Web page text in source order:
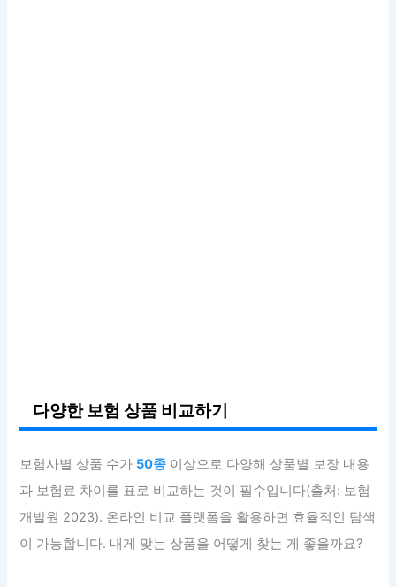
다양한 보험 상품 비교하기
보험사별 상품 수가 50종 이상으로 다양해 상품별 보장 내용
과 보험료 차이를 표로 비교하는 것이 필수입니다(출처: 보험
개발원 2023). 온라인 비교 플랫폼을 활용하면 효율적인 탐색
이 가능합니다. 내게 맞는 상품을 어떻게 찾는 게 좋을까요?